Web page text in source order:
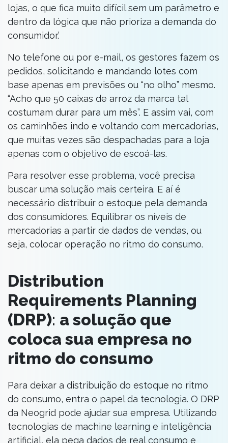
lojas, o que fica muito difícil sem um parâmetro e
dentro da lógica que não prioriza a demanda do
consumidor.’
No telefone ou por e-mail, os gestores fazem os
pedidos, solicitando e mandando lotes com
base apenas em previsões ou “no olho” mesmo.
“Acho que 50 caixas de arroz da marca tal
costumam durar para um mês”. E assim vai, com
os caminhões indo e voltando com mercadorias,
que muitas vezes são despachadas para a loja
apenas com o objetivo de escoá-las.
Para resolver esse problema, você precisa
buscar uma solução mais certeira. E aí é
necessário distribuir o estoque pela demanda
dos consumidores. Equilibrar os níveis de
mercadorias a partir de dados de vendas, ou
seja, colocar operação no ritmo do consumo.
Distribution
Requirements Planning
(DRP): a solução que
coloca sua empresa no
ritmo do consumo
Para deixar a distribuição do estoque no ritmo
do consumo, entra o papel da tecnologia. O DRP
da Neogrid pode ajudar sua empresa. Utilizando
tecnologias de machine learning e inteligência
artificial, ela pega dados de real consumo e